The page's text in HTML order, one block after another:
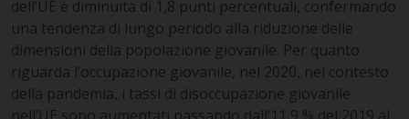
dell’UE è diminuita di 1,8 punti percentuali, confermando
una tendenza di lungo periodo alla riduzione delle
dimensioni della popolazione giovanile. Per quanto
riguarda l’occupazione giovanile, nel 2020, nel contesto
della pandemia, i tassi di disoccupazione giovanile
nell’UE sono aumentati passando dall’11,9 % del 2019 al